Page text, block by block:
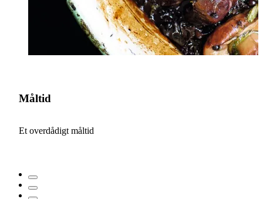
Måltid
Et overdådigt måltid